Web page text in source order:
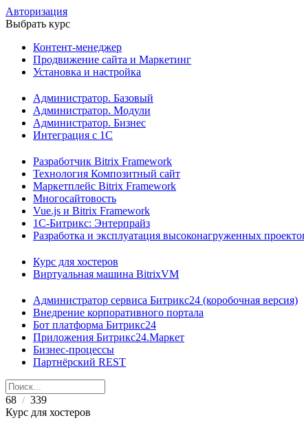
Авторизация
Выбрать курс
Контент-менеджер
Продвижение сайта и Маркетинг
Установка и настройка
Администратор. Базовый
Администратор. Модули
Администратор. Бизнес
Интеграция с 1С
Разработчик Bitrix Framework
Технология Композитный сайт
Маркетплейс Bitrix Framework
Многосайтовость
Vue.js и Bitrix Framework
1С-Битрикс: Энтерпрайз
Разработка и эксплуатация высоконагруженных
Курс для хостеров
Виртуальная машина BitrixVM
Администратор сервиса Битрикс24 (коробочная версия)
Внедрение корпоративного портала
Бот платформа Битрикс24
Приложения Битрикс24.Маркет
Бизнес-процессы
Партнёрский REST
68 / 339
Курс для хостеров